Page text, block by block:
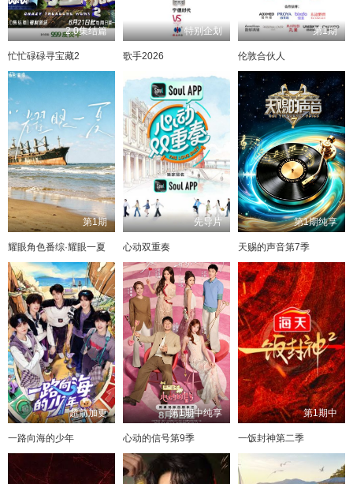
2.0集结篇
忙忙碌碌寻宝藏2
特别企划
歌手2026
第1期
伦敦合伙人
第1期
耀眼角色番综·耀眼一夏
先导片
心动双重奏
第1期纯享
天赐的声音第7季
超前加更
一路向海的少年
第1期中纯享
心动的信号第9季
第1期中
一饭封神第二季